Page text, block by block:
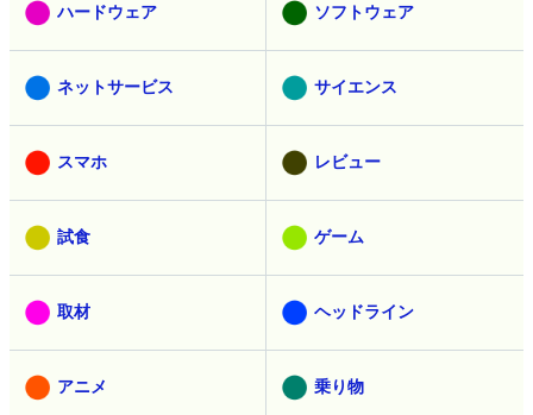
ハードウェア ソフトウェア
ネットサービス サイエンス
スマホ レビュー
試食 ゲーム
取材 ヘッドライン
アニメ 乗り物